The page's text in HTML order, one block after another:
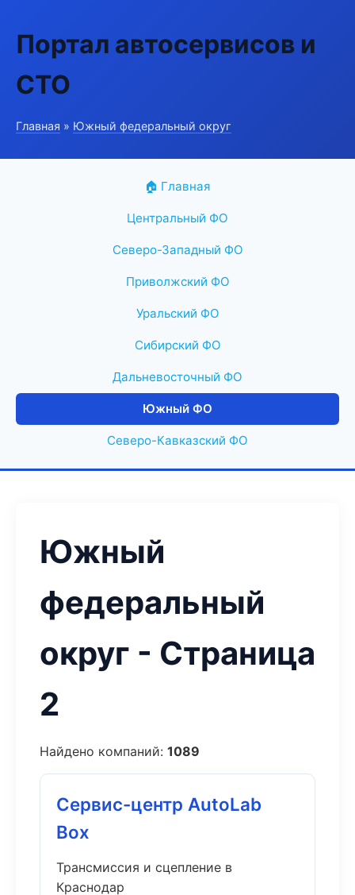
Портал автосервисов и
СТО
Главная » Южный федеральный округ
🏠 Главная
Центральный ФО
Северо-Западный ФО
Приволжский ФО
Уральский ФО
Сибирский ФО
Дальневосточный ФО
Южный ФО
Северо-Кавказский ФО
Южный
федеральный
округ - Страница
2
Найдено компаний: 1089
Сервис-центр AutoLab
Box
Трансмиссия и сцепление в
Краснодар